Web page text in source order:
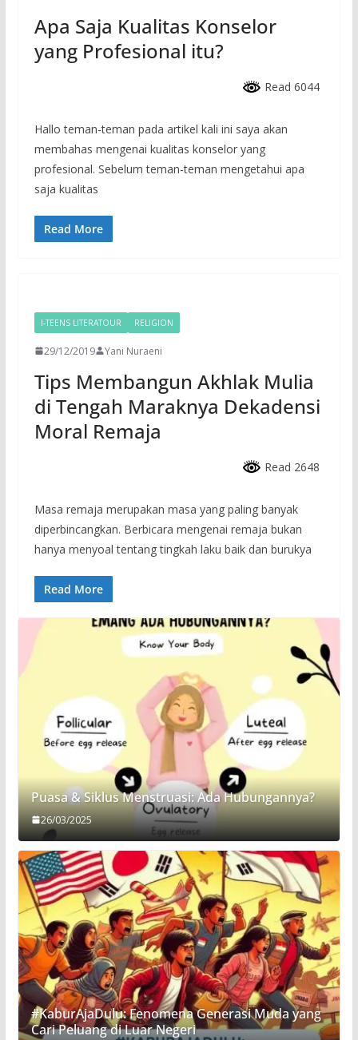
Apa Saja Kualitas Konselor
yang Profesional itu?
Read 6044
Hallo teman-teman pada artikel kali ini saya akan
membahas mengenai kualitas konselor yang
profesional. Sebelum teman-teman mengetahui apa
saja kualitas
Read More
I-TEENS LITERATOUR RELIGION
29/12/2019 Yani Nuraeni
Tips Membangun Akhlak Mulia
di Tengah Maraknya Dekadensi
Moral Remaja
Read 2648
Masa remaja merupakan masa yang paling banyak
diperbincangkan. Berbicara mengenai remaja bukan
hanya menyoal tentang tingkah laku baik dan burukya
Read More
Puasa & Siklus Menstruasi: Ada Hubungannya?
26/03/2025
#KaburAjaDulu: Fenomena Generasi Muda yang
Cari Peluang di Luar Negeri